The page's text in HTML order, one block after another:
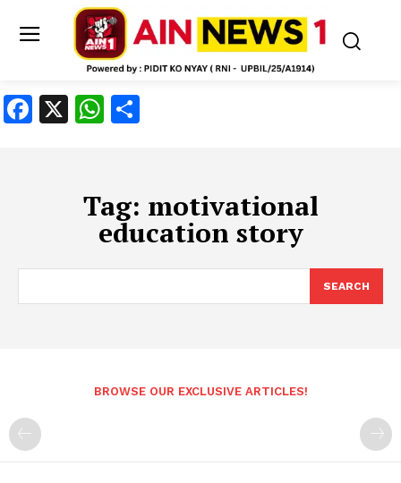
Facebook
X WhatsApp
Tag: motivational
education story
SEARCH
BROWSE OUR EXCLUSIVE ARTICLES!